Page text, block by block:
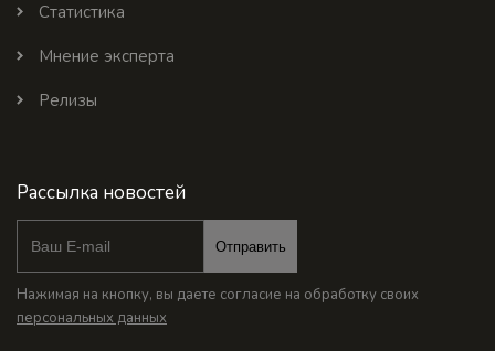
Статистика
Мнение эксперта
Релизы
Рассылка новостей
Отправить
Нажимая на кнопку, вы даете согласие на обработку своих
персональных данных